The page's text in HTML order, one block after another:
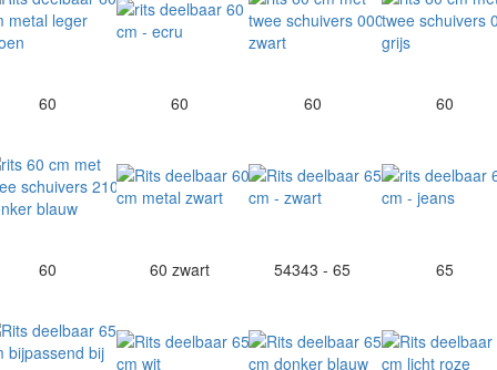
60 60 60 60
60 60 zwart 54343 - 65 65